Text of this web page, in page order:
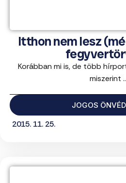
Itthon nem lesz
Korábban mi is, de több
miszerint
JOGOS
2015. 11. 25.